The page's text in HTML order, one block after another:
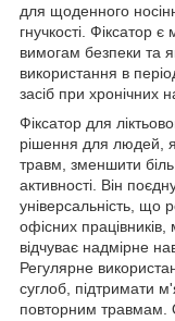
для щоденного
гнучкості. Фіксатор
вимогам безпеки та
використання в
засіб при хронічних
Фіксатор для
рішення для людей,
травм, зменшити біль
активності. Він
універсальність, що
офісних працівників,
відчуває надмірне
Регулярне
суглоб, підтримати
повторним травмам.